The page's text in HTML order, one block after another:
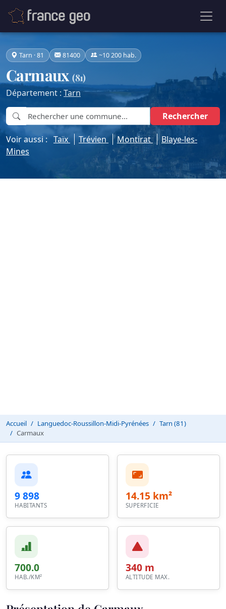
Tarn · 81 81400 ~10 200 hab.
Carmaux(81)
Département : Tarn
Rechercher
Voir aussi : Taïx Trévien Montirat
Blaye-les-
Mines
Accueil Languedoc-Roussillon-Midi-Pyrénées
Tarn (81)
Carmaux
9 898
HABITANTS
14.15 km²
SUPERFICIE
700.0
HAB./KM²
340 m
ALTITUDE MAX.